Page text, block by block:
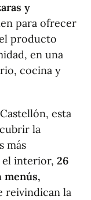
y
para ofrecer
producto
en una
cocina y
esta
la
más
el interior, 26
menús,
reivindican la